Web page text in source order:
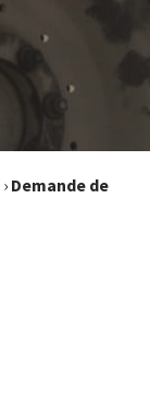
› Demande de